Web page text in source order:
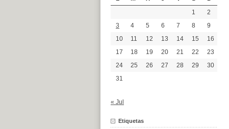
1
2
3
4 5 6 7 8
9
10
11 12 13 14 15
16
17
18 19 20 21 22
23
24
25 26 27 28 29
30
31
« Jul
Etiquetas